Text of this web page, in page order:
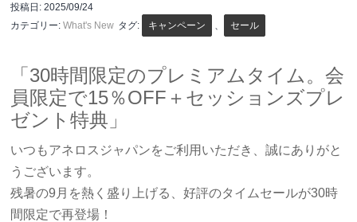
投稿日:2025/09/24
カテゴリー:What's New タグ: キャンペーン 、 セール
「30時間限定のプレミアムタイム。会
員限定で15％OFF＋セッションズプレ
ゼント特典」
いつもアネロスジャパンをご利用いただき、誠にありがと
うございます。
残暑の9月を熱く盛り上げる、好評のタイムセールが30時
間限定で再登場！